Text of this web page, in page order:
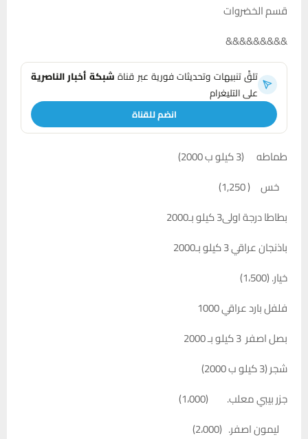
قسم الخضروات
&&&&&&&&&
تلقَّ تنبيهات وتحديثات فورية عبر قناةشبكة أخبار الناصرية
على التليغرام
انضم للقناة
طماطه (3 كيلو ب 2000)
خس ( 1,250)
بطاطا درجة اولى3 كيلو بـ2000
باذنجان عراقي 3 كيلو بـ2000
خيار. (1،500)
فلفل بارد عراقي 1000
بصل اصفر 3 كيلو بـ 2000
شجر (3 كيلو ب 2000)
جزر بيبي معلب. (1،000)
ليمون اصفر. (2،000)